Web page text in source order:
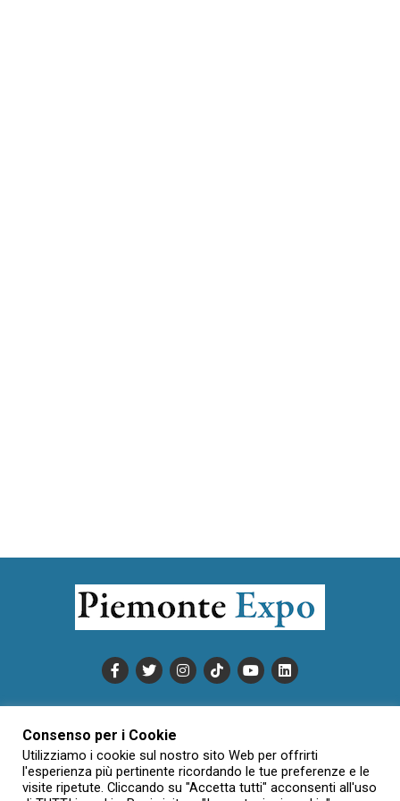
INFORMATIVA SULLA PRIVACY
CONDIZIONI DI UTILIZZO
DATI SOCIETARI
NOVAJO
CREDITS
CONTATTTI
Consenso per i Cookie
Utilizziamo i cookie sul nostro sito Web per offrirti
l'esperienza più pertinente ricordando le tue preferenze e le
visite ripetute. Cliccando su "Accetta tutti" acconsenti all'uso